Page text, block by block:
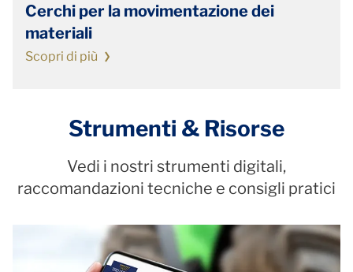
Cerchi per la movimentazione dei
materiali
Scopri di più
Strumenti & Risorse
Vedi i nostri strumenti digitali,
raccomandazioni tecniche e consigli pratici